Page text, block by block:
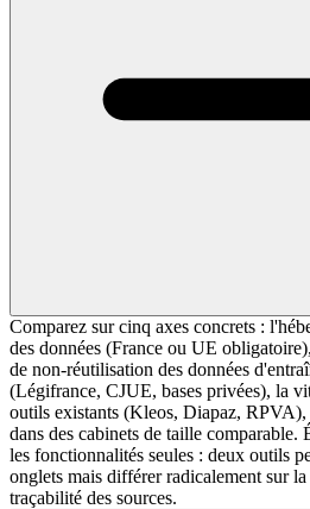
Comparez sur cinq axes concrets :
des données (France ou UE
de non-réutilisation des données
(Légifrance, CJUE, bases privées), la
outils existants (Kleos, Diapaz, RPVA),
dans des cabinets de taille comparable.
les fonctionnalités seules : deux outils
onglets mais différer radicalement sur
traçabilité des sources.